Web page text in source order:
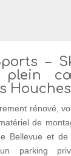
–
plein
rénové,
de
Bellevue et de
parking